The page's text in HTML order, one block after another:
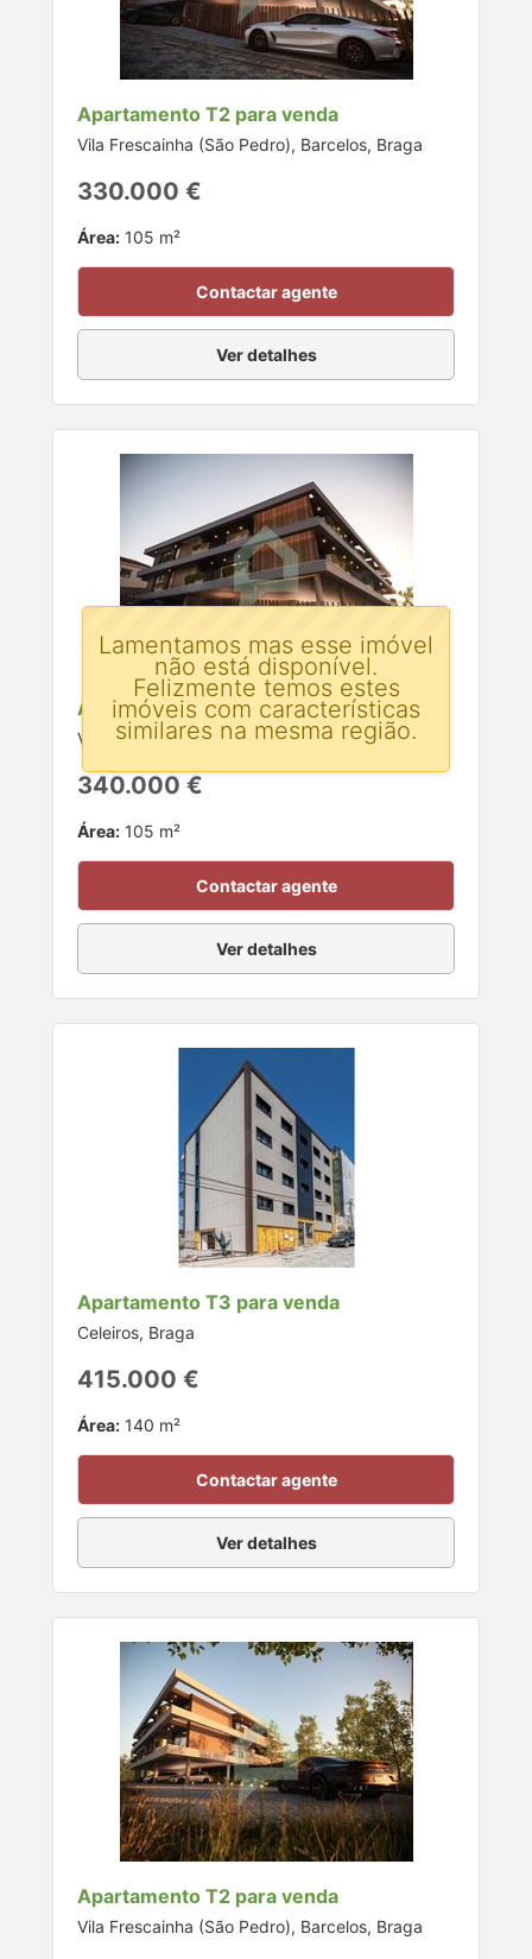
Apartamento T2 para venda
Vila Frescainha (São Pedro), Barcelos, Braga
330.000 €
Área: 105 m²
Contactar agente
Ver detalhes
Apartamento T2 para venda
Vila Frescainha (São Pedro), Barcelos, Braga
340.000 €
Área: 105 m²
Contactar agente
Ver detalhes
Apartamento T3 para venda
Celeiros, Braga
415.000 €
Área: 140 m²
Contactar agente
Ver detalhes
Apartamento T2 para venda
Vila Frescainha (São Pedro), Barcelos, Braga
Lamentamos mas esse imóvel
não está disponível.
Felizmente temos estes
imóveis com características
similares na mesma região.